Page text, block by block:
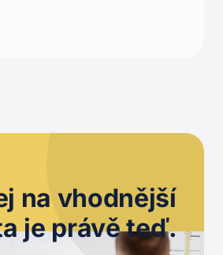
na vhodnější
je právě teď.